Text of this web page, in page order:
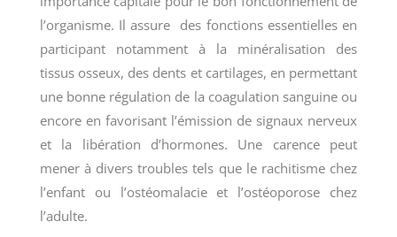
l’organisme. Il assure des fonctions essentielles en
participant notamment à la minéralisation des
tissus osseux, des dents et cartilages, en permettant
une bonne régulation de la coagulation sanguine ou
encore en favorisant l’émission de signaux nerveux
et la libération d’hormones. Une carence peut
mener à divers troubles tels que le rachitisme chez
l’enfant ou l’ostéomalacie et l’ostéoporose chez
l’adulte.